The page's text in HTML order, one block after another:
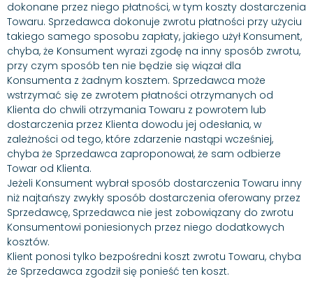
dokonane przez niego płatności, w tym koszty dostarczenia
Towaru. Sprzedawca dokonuje zwrotu płatności przy użyciu
takiego samego sposobu zapłaty, jakiego użył Konsument,
chyba, że Konsument wyrazi zgodę na inny sposób zwrotu,
przy czym sposób ten nie będzie się wiązał dla
Konsumenta z żadnym kosztem. Sprzedawca może
wstrzymać się ze zwrotem płatności otrzymanych od
Klienta do chwili otrzymania Towaru z powrotem lub
dostarczenia przez Klienta dowodu jej odesłania, w
zależności od tego, które zdarzenie nastąpi wcześniej,
chyba że Sprzedawca zaproponował, że sam odbierze
Towar od Klienta.
Jeżeli Konsument wybrał sposób dostarczenia Towaru inny
niż najtańszy zwykły sposób dostarczenia oferowany przez
Sprzedawcę, Sprzedawca nie jest zobowiązany do zwrotu
Konsumentowi poniesionych przez niego dodatkowych
kosztów.
Klient ponosi tylko bezpośredni koszt zwrotu Towaru, chyba
że Sprzedawca zgodził się ponieść ten koszt.